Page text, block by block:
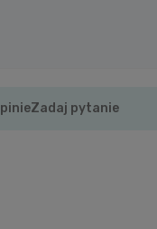
Zadaj pytanie